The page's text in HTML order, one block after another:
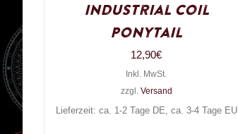
Industrial Coil
Ponytail
12,90€
Inkl. MwSt.
zzgl. Versand
Lieferzeit: ca. 1-2 Tage DE, ca. 3-4 Tage EU